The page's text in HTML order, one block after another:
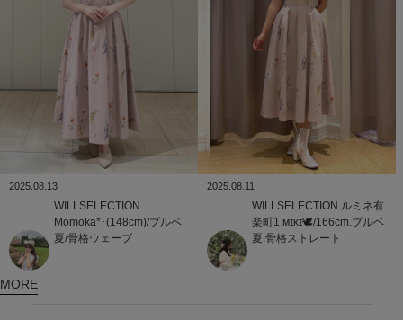
2025.08.13
WILLSELECTION
Momoka*･(148cm)/ブルベ
夏/骨格ウェーブ
2025.08.11
WILLSELECTION ルミネ有
楽町1 ᴍɪᴋɪ🕊/166cm.ブルベ
夏.骨格ストレート
MORE